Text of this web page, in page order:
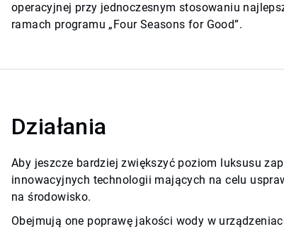
operacyjnej przy jednoczesnym stosowaniu
ramach programu „Four Seasons for Good”.
Działania
Aby jeszcze bardziej zwiększyć poziom luksusu
innowacyjnych technologii mających na celu
na środowisko.
Obejmują one poprawę jakości wody w